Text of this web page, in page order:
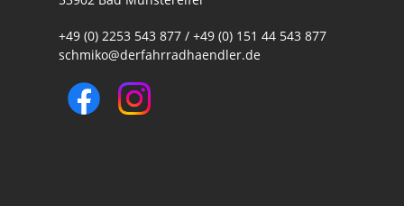
+49 (0) 2253 543 877 / +49 (0) 151 44 543 877
schmiko@derfahrradhaendler.de